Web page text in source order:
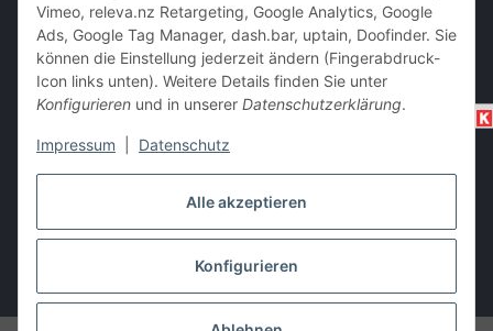
Alle akzeptieren
Konfigurieren
Vimeo, releva.nz Retargeting, Google Analytics, Google
Ads, Google Tag Manager, dash.bar, uptain, Doofinder. Sie
können die Einstellung jederzeit ändern (Fingerabdruck-
Icon links unten). Weitere Details finden Sie unter
Konfigurieren und in unserer Datenschutzerklärung.
Impressum Datenschutz
Barzahlung bei Abholung
Vertrag widerrufen
* Alle Preise inkl. gesetzlicher USt., zzgl.Versand